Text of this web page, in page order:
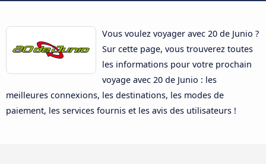
Vous voulez voyager avec 20 de Junio ?
Sur cette page, vous trouverez toutes
les informations pour votre prochain
voyage avec 20 de Junio : les
meilleures connexions, les destinations, les modes de
paiement, les services fournis et les avis des utilisateurs !